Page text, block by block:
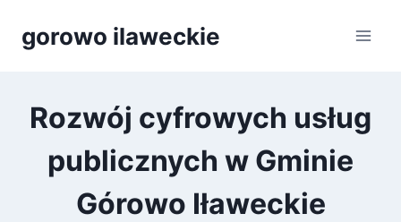
gorowo ilaweckie
Rozwój cyfrowych usług
publicznych w Gminie
Górowo Iławeckie